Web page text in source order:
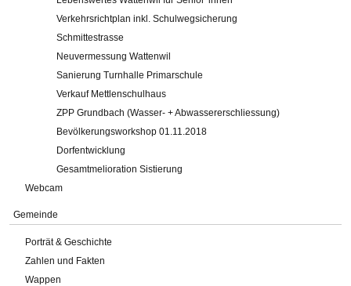
Impressum
Verkehrsrichtplan inkl. Schulwegsicherung
Schmittestrasse
Neuvermessung Wattenwil
Sanierung Turnhalle Primarschule
Verkauf Mettlenschulhaus
ZPP Grundbach (Wasser- + Abwassererschliessung)
Bevölkerungsworkshop 01.11.2018
Dorfentwicklung
Gesamtmelioration Sistierung
Webcam
Gemeinde
Porträt & Geschichte
Zahlen und Fakten
Wappen